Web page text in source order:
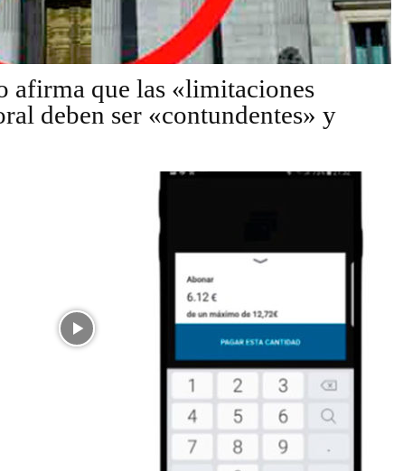
afirma que las «limitaciones
deben ser «contundentes» y